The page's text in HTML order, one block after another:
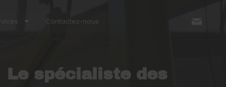
Le spécialiste des
Contactez-nous